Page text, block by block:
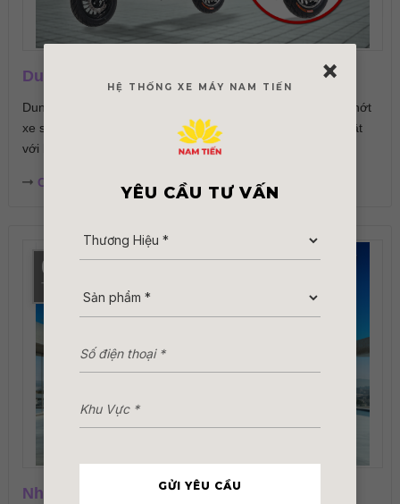
Dung Tích Nhớt Xe 50cc Là Bao Nhiêu ML?
Dung tích nhớt xe 50cc bao nhiêu là đủ? Tìm hiểu lượng nhớt
xe số, xe ga 50cc cần dùng và cách thay nhớt đúng kỹ thuật
với bài viết...
Chi tiết
06
Th8
Những Mẫu Xe Điện Giống Xe Máy Hiện Đại
×
HỆ THỐNG XE MÁY NAM TIẾN
YÊU CẦU TƯ VẤN
GỬI YÊU CẦU